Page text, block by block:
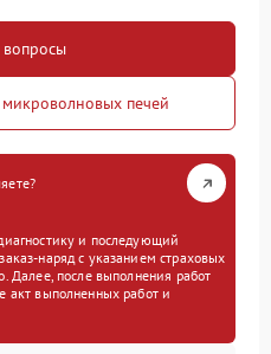
печей
и последующий
наряд с указанием страховых
Далее, после выполнения работ
акт выполненных работ и